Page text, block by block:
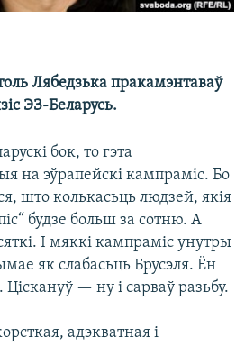
Лябедзька пракамэнтаваў
ЭЗ-Беларусь.
бок, то гэта
на эўрапейскі кампраміс. Бо
што колькасьць людзей, якія
будзе больш за сотню. А
І мяккі кампраміс унутры
як слабасьць Брусэля. Ён
— ну і сарваў разьбу.
адэкватная і